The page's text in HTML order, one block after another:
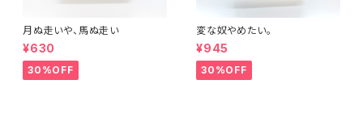
月ぬ走いや、馬ぬ走い
¥630
30%OFF
変な奴やめたい。
¥945
30%OFF